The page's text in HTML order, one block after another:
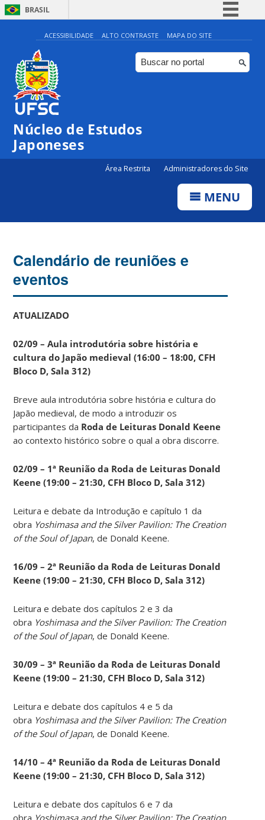
BRASIL
Simplifique!
Comunica BR
Participe
ACESSIBILIDADE ALTO CONTRASTE MAPA DO SITE
Núcleo de Estudos
Japoneses
Área Restrita Administradores do Site
MENU
Calendário de reuniões e
eventos
ATUALIZADO
02/09 – Aula introdutória sobre história e
cultura do Japão medieval (16:00 – 18:00, CFH
Bloco D, Sala 312)
Breve aula introdutória sobre história e cultura do
Japão medieval, de modo a introduzir os
participantes da Roda de Leituras Donald Keene
ao contexto histórico sobre o qual a obra discorre.
02/09 – 1ª Reunião da Roda de Leituras Donald
Keene (19:00 – 21:30, CFH Bloco D, Sala 312)
Leitura e debate da Introdução e capítulo 1 da
obra Yoshimasa and the Silver Pavilion: The Creation
of the Soul of Japan, de Donald Keene.
16/09 – 2ª Reunião da Roda de Leituras Donald
Keene (19:00 – 21:30, CFH Bloco D, Sala 312)
Leitura e debate dos capítulos 2 e 3 da
obra Yoshimasa and the Silver Pavilion: The Creation
of the Soul of Japan, de Donald Keene.
30/09 – 3ª Reunião da Roda de Leituras Donald
Keene (19:00 – 21:30, CFH Bloco D, Sala 312)
Leitura e debate dos capítulos 4 e 5 da
obra Yoshimasa and the Silver Pavilion: The Creation
of the Soul of Japan, de Donald Keene.
14/10 – 4ª Reunião da Roda de Leituras Donald
Keene (19:00 – 21:30, CFH Bloco D, Sala 312)
Leitura e debate dos capítulos 6 e 7 da
obra Yoshimasa and the Silver Pavilion: The Creation